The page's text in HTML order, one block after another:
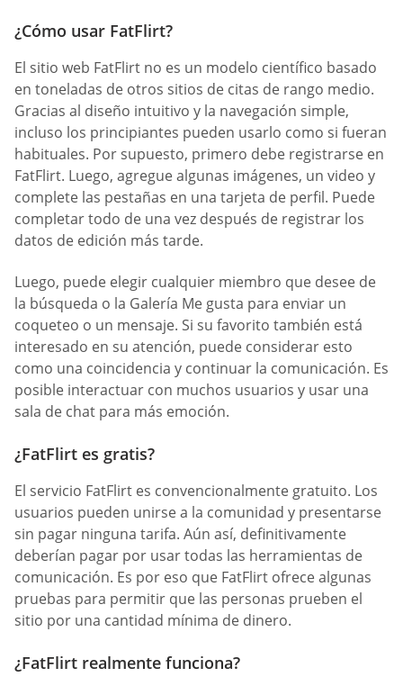
¿Cómo usar FatFlirt?
El sitio web FatFlirt no es un modelo científico basado
en toneladas de otros sitios de citas de rango medio.
Gracias al diseño intuitivo y la navegación simple,
incluso los principiantes pueden usarlo como si fueran
habituales. Por supuesto, primero debe registrarse en
FatFlirt. Luego, agregue algunas imágenes, un video y
complete las pestañas en una tarjeta de perfil. Puede
completar todo de una vez después de registrar los
datos de edición más tarde.
Luego, puede elegir cualquier miembro que desee de
la búsqueda o la Galería Me gusta para enviar un
coqueteo o un mensaje. Si su favorito también está
interesado en su atención, puede considerar esto
como una coincidencia y continuar la comunicación. Es
posible interactuar con muchos usuarios y usar una
sala de chat para más emoción.
¿FatFlirt es gratis?
El servicio FatFlirt es convencionalmente gratuito. Los
usuarios pueden unirse a la comunidad y presentarse
sin pagar ninguna tarifa. Aún así, definitivamente
deberían pagar por usar todas las herramientas de
comunicación. Es por eso que FatFlirt ofrece algunas
pruebas para permitir que las personas prueben el
sitio por una cantidad mínima de dinero.
¿FatFlirt realmente funciona?